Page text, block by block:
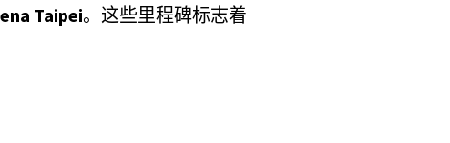
Taipei。这些里程碑标志着